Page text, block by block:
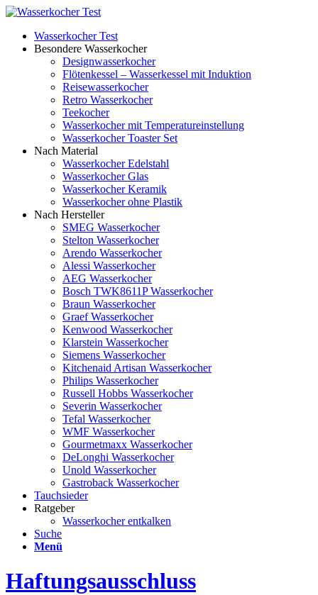
Wasserkocher Test
Besondere Wasserkocher
Designwasserkocher
Flötenkessel – Wasserkessel mit Induktion
Reisewasserkocher
Retro Wasserkocher
Teekocher
Wasserkocher mit Temperatureinstellung
Wasserkocher Toaster Set
Nach Material
Wasserkocher Edelstahl
Wasserkocher Glas
Wasserkocher Keramik
Wasserkocher ohne Plastik
Nach Hersteller
SMEG Wasserkocher
Stelton Wasserkocher
Arendo Wasserkocher
Alessi Wasserkocher
AEG Wasserkocher
Bosch TWK8611P Wasserkocher
Braun Wasserkocher
Graef Wasserkocher
Kenwood Wasserkocher
Klarstein Wasserkocher
Siemens Wasserkocher
Kitchenaid Artisan Wasserkocher
Philips Wasserkocher
Russell Hobbs Wasserkocher
Severin Wasserkocher
Tefal Wasserkocher
WMF Wasserkocher
Gourmetmaxx Wasserkocher
DeLonghi Wasserkocher
Unold Wasserkocher
Gastroback Wasserkocher
Tauchsieder
Ratgeber
Wasserkocher entkalken
Suche
Menü
Haftungsausschluss